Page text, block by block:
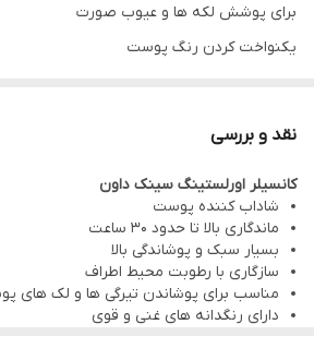
برای پوشش لکه ها و عیوب صورت
یکنواخت کردن رنگ پوست
هوا خشک است، به حفظ رطوبت طبیعی پوست
پوشش بالا و بادوام و سبک
یک آرایش زیبا و شیک برای زمان طولانی داشته
ماندگاری تا ۳۰ ساعت
ضد آب
نقد و بررسی
کانسیلر اورلستینگ سینک داون
شاداب کننده پوست
ماندگاری بالا تا حدود 30 ساعت
بسیار سبک و پوشاندگی بالا
سازگاری با رطوبت محیط اطراف
مناسب برای پوشاندن تیرگی ها و لک های
دارای رنگدانه های غنی و قوی